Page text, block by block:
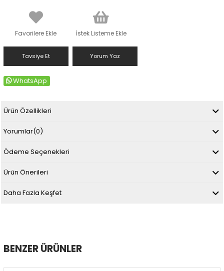
Favorilere Ekle İstek Listeme Ekle
Tavsiye Et Yorum Yaz
WhatsApp
Ürün Özellikleri
Yorumlar(0)
Ödeme Seçenekleri
Ürün Önerileri
Daha Fazla Keşfet
BENZER ÜRÜNLER